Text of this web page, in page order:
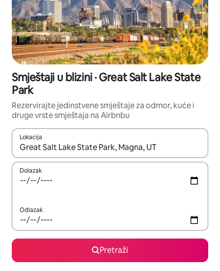
Smještaji u blizini · Great Salt Lake State
Park
Rezervirajte jedinstvene smještaje za odmor, kuće i
druge vrste smještaja na Airbnbu
Lokacija
Kada budu dostupni rezultati, moći ćete ih pregledati
Dolazak
Odlazak
Pretraži